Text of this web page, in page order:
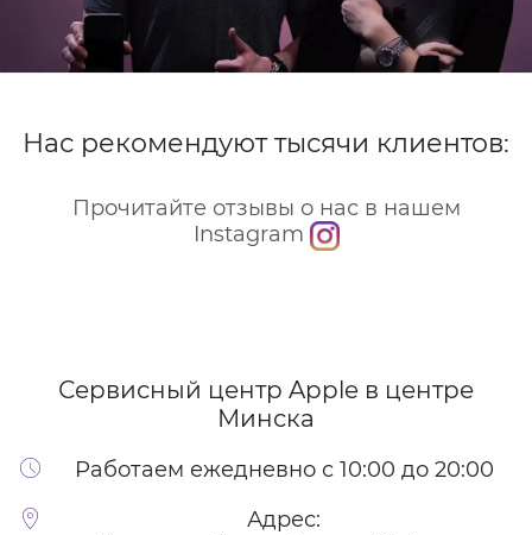
Нас рекомендуют тысячи клиентов:
Прочитайте отзывы о нас в нашем
Instagram
Сервисный центр Apple в центре
Минска
Работаем ежедневно с 10:00 до 20:00
Адрес: